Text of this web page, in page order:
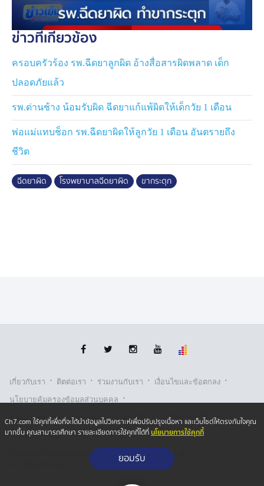
ข่าวที่เกี่ยวข้อง
ครอบครัวร้อง รพ.ฉีดยาลูกผิด อ้างสื่อสารผิดพลาด เด็ก
ปลอดภัยแล้ว
รพ.ด่านช้าง น้อมรับผิด ฉีดยาแก้แพ้ผิดให้เด็กวัย 1 เดือน
พ่อแม่แทบช็อก รพ.ฉีดยาผิดให้ลูกวัย 1 เดือน อันตรายถึง
ชีวิต
ฉีดยาผิด โรงพยาบาลฉีดยาผิด ขากระตุก
เกี่ยวกับเรา · ติตต่อเรา · ร่วมงานกับเรา · เงื่อนไขและข้อตกลง ·
นโยบายคุ้มครองข้อมูลส่วนบุคคล ·
นโยบายคุ้มครองข้อมูลส่วนบุคคล (ออนไลน์) · นโยบายคุกกี้ ·
รับเรื่องร้องเรียน
Copyright © 2026 Bangkok Broadcasting & T.V. Co.,Ltd.
Ch7.com ใช้คุกกี้เพื่อที่จะได้นำข้อมูลไปวิเคราะห์เพื่อปรับปรุงเนื้อหา และเว็บไซต์ให้ตรงกับใจคุณ
มากขึ้น คุณสามารถศึกษา รายละเอียดการใช้คุกกี้ได้ที่นโยบายการใช้คุกกี้
ยอมรับ